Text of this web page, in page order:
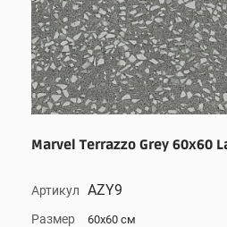
Marvel Terrazzo Grey 60x60
Артикул AZY9
Размер 60x60 см